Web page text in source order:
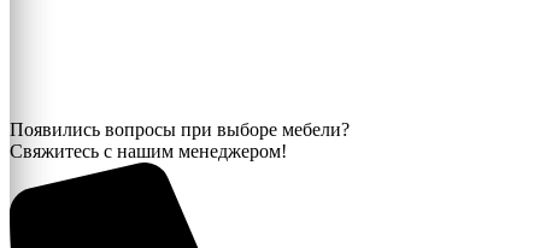
Появились вопросы при выборе мебели?
Свяжитесь с нашим менеджером!